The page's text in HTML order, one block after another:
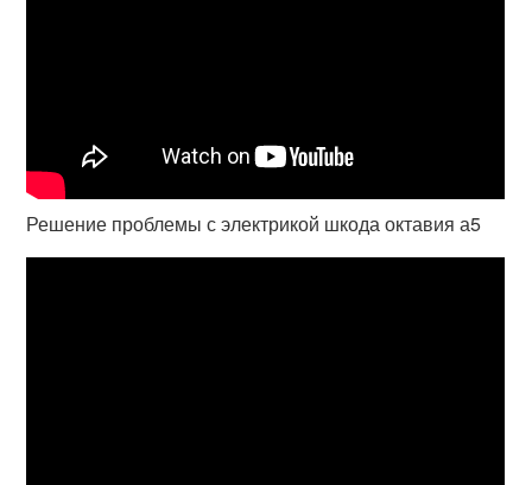
Решение проблемы с электрикой шкода октавия а5